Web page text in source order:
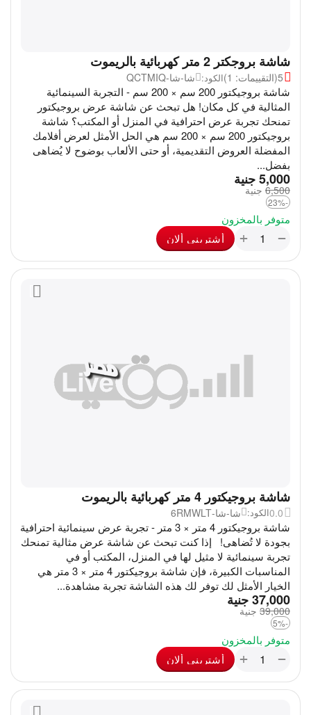
شاشة بروجكتر 2 متر كهربائية بالريموت
5(التقييمات: 1) الكود: شا-شا-QCTMIQ
شاشة بروجيكتور 200 سم × 200 سم - التجربة السينمائية
المثالية في كل مكان! هل تبحث عن شاشة عرض بروجيكتور
تمنحك تجربة عرض احترافية في المنزل أو المكتب؟ شاشة
بروجيكتور 200 سم × 200 سم هي الحل الأمثل لعرض أفلامك
المفضلة العروض التقديمية، أو حتى الألعاب بوضوح لا يُضاهى
بفضل...
جنية5,000
جنية 6,500
-23%
متوفر بالمخزون
+ − أشترينى ألان
شاشة بروجيكتور 4 متر كهربائية بالريموت
0.0الكود: شا-شا-6RMWLT
شاشة بروجيكتور 4 متر × 3 متر - تجربة عرض سينمائية احترافية
بجودة لا تُضاهى! إذا كنت تبحث عن شاشة عرض مثالية تمنحك
تجربة سينمائية لا مثيل لها في المنزل، المكتب أو في
المناسبات الكبيرة، فإن شاشة بروجيكتور 4 متر × 3 متر هي
الخيار الأمثل لك توفر لك هذه الشاشة تجربة مشاهدة...
جنية37,000
جنية 39,000
-5%
متوفر بالمخزون
+ − أشترينى ألان